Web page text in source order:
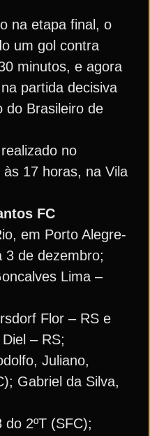
na etapa final, o
um gol contra
minutos, e agora
partida decisiva
do Brasileiro de
no
17 horas, na Vila
FC
em Porto Alegre-
3 de dezembro;
Lima –
Flor – RS e
– RS;
Juliano,
Gabriel da Silva,
2ºT (SFC);